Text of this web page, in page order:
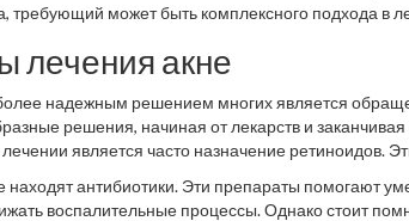
требующий может быть комплексного подхода в
лечения акне
надежным решением многих является
решения, начиная от лекарств и
является часто назначение ретиноидов.
есть формы для внутреннего приема.
антибиотики. Эти препараты помогают
воспалительные процессы. Однако стоит